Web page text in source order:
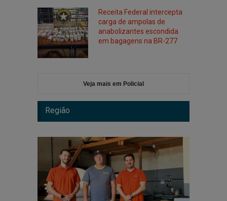
Receita Federal intercepta
carga de ampolas de
anabolizantes escondida
em bagagens na BR-277
Veja mais em Policial
Região